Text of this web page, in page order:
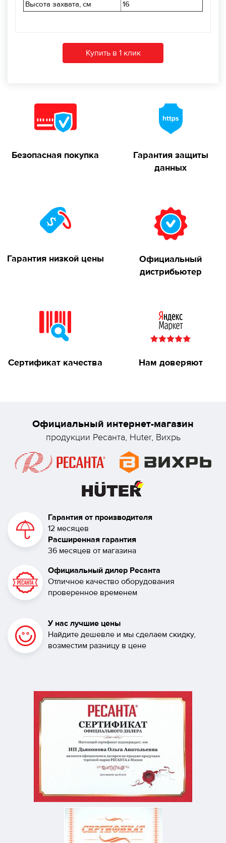
Высота захвата, см 16
Купить в 1 клик
Безопасная покупка
Гарантия защиты
данных
Гарантия низкой цены
Официальный
дистрибьютер
Сертификат качества Нам доверяют
Официальный интернет-магазин
продукции Ресанта, Huter, Вихрь
Гарантия от производителя
12 месяцев
Расширенная гарантия
36 месяцев от магазина
Официальный дилер Ресанта
Отличное качество оборудования
проверенное временем
У нас лучшие цены
Найдите дешевле и мы сделаем скидку,
возместим разницу в цене